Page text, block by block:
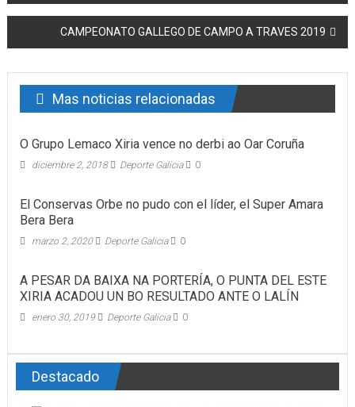
CAMPEONATO GALLEGO DE CAMPO A TRAVES 2019
Mas noticias relacionadas
O Grupo Lemaco Xiria vence no derbi ao Oar Coruña
diciembre 2, 2018 Deporte Galicia 0
El Conservas Orbe no pudo con el líder, el Super Amara
Bera Bera
marzo 2, 2020 Deporte Galicia 0
A PESAR DA BAIXA NA PORTERÍA, O PUNTA DEL ESTE
XIRIA ACADOU UN BO RESULTADO ANTE O LALÍN
enero 30, 2019 Deporte Galicia 0
Destacado